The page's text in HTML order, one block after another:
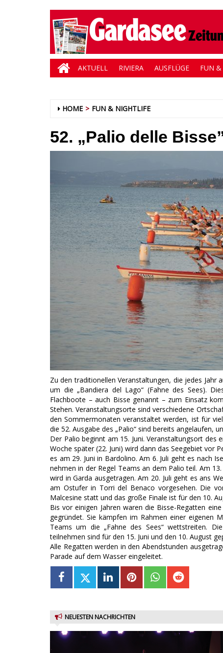
AKTUELL RIVIERA AUSFLÜGE FUN &
HOME FUN & NIGHTLIFE
52. „Palio delle
Zu den traditionellen Veranstaltungen, die jedes Jahr
um die „Bandiera del Lago“ (Fahne des Sees).
Flachboote – auch Bisse genannt – zum Einsatz
Stehen. Veranstaltungsorte sind verschiedene
den Sommermonaten veranstaltet werden, ist für
die 52. Ausgabe des „Palio“ sind bereits angelaufen,
Der Palio beginnt am 15. Juni. Veranstaltungsort des
Woche später (22. Juni) wird dann das Seegebiet vor
es am 29. Juni in Bardolino. Am 6. Juli geht es nach
nehmen in der Regel Teams an dem Palio teil. Am
wird in Garda ausgetragen. Am 20. Juli geht es ans
am Ostufer in Torri del Benaco vorgesehen. Die
Malcesine statt und das große Finale ist für den 10.
Bis vor einigen Jahren waren die Bisse-Regatten
gegründet. Sie kämpfen im Rahmen einer eigenen
Teams um die „Fahne des Sees“ wettstreiten.
teilnehmen sind für den 15. Juni und den 10. August
Alle Regatten werden in den Abendstunden
Parade auf dem Wasser eingeleitet.
NEUESTEN NACHRICHTEN